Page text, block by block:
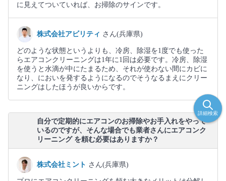
に見えてついていれば、お掃除のサインです。
株式会社アビリティ さん(兵庫県)
どのような状態というよりも、冷房、除湿を1度でも使った
らエアコンクリーニングは1年に1回は必要です。冷房、除湿
を使うと水滴が中にたまるため、それが使わない間にカビに
なり、においを発するようになるのでそうなるまえにクリー
ニングはしたほうが良いからです。
自分で定期的にエアコンのお掃除やお手入れをやって
いるのですが、そんな場合でも業者さんにエアコンク
リーニング を頼む必要はありますか？
株式会社ミント さん(兵庫県)
詳細検索